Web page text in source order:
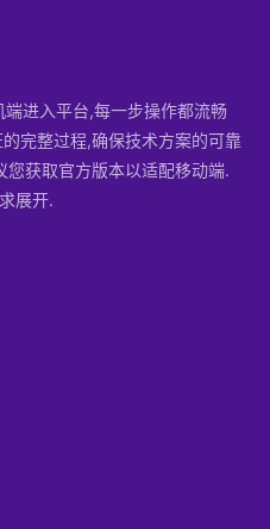
进入平台,每一步操作都流畅
完整过程,确保技术方案的可靠
获取官方版本以适配移动端.
展开.